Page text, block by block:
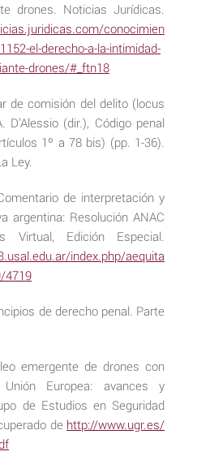
drones. Noticias Jurídicas.
conocimien
el-derecho-a-la-intimidad-
drones/#_ftn18
de comisión del delito (locus
(dir.), Código penal
1º a 78 bis) (pp. 1-36).
Ley.
de interpretación y
argentina: Resolución ANAC
Virtual, Edición Especial.
index.php/aequita
4719
de derecho penal. Parte
emergente de drones con
Europea: avances y
de Estudios en Seguridad
de http://www.ugr.es/